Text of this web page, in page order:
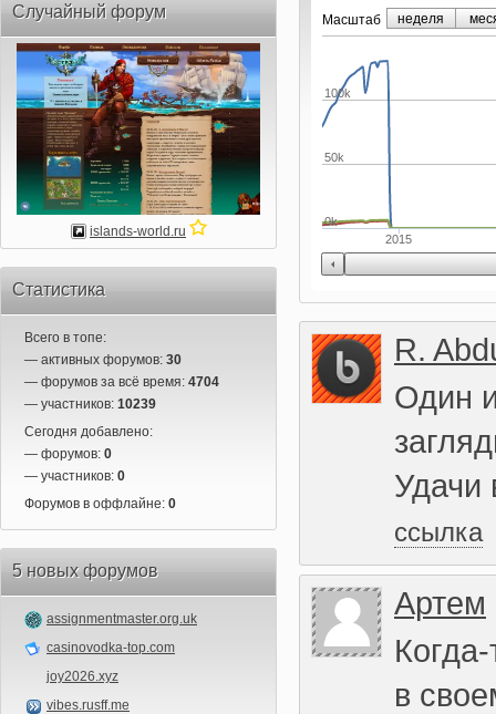
Случайный форум
islands-world.ru
Статистика
Всего в топе:
— активных форумов: 30
— форумов за всё время: 4704
— участников: 10239
Сегодня добавлено:
— форумов: 0
— участников: 0
Форумов в оффлайне: 0
5 новых форумов
assignmentmaster.org.uk
casinovodka-top.com
joy2026.xyz
vibes.rusff.me
Маcштаб
2015
0k
50k
100k
неделя
R.
Один
Удачи
ссылка
Артем
в